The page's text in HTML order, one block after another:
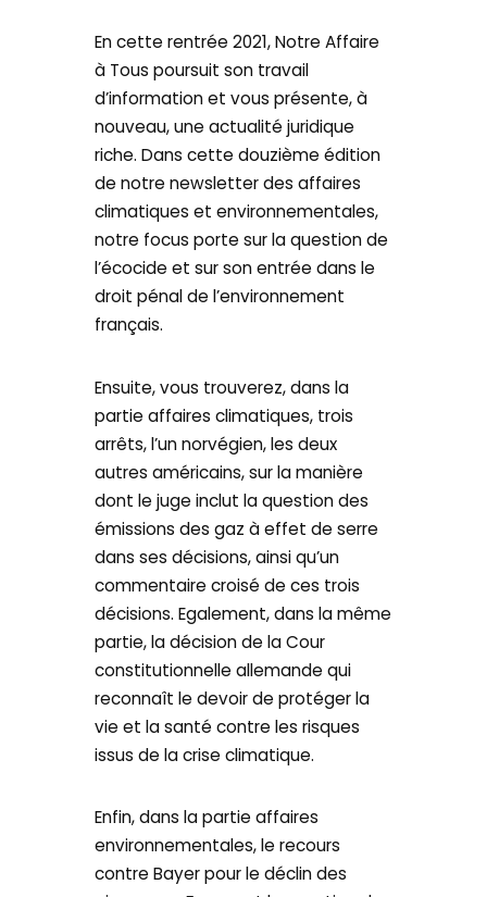
En cette rentrée 2021, Notre Affaire
à Tous poursuit son travail
d’information et vous présente, à
nouveau, une actualité juridique
riche. Dans cette douzième édition
de notre newsletter des affaires
climatiques et environnementales,
notre focus porte sur la question de
l’écocide et sur son entrée dans le
droit pénal de l’environnement
français.
Ensuite, vous trouverez, dans la
partie affaires climatiques, trois
arrêts, l’un norvégien, les deux
autres américains, sur la manière
dont le juge inclut la question des
émissions des gaz à effet de serre
dans ses décisions, ainsi qu’un
commentaire croisé de ces trois
décisions. Egalement, dans la même
partie, la décision de la Cour
constitutionnelle allemande qui
reconnaît le devoir de protéger la
vie et la santé contre les risques
issus de la crise climatique.
Enfin, dans la partie affaires
environnementales, le recours
contre Bayer pour le déclin des